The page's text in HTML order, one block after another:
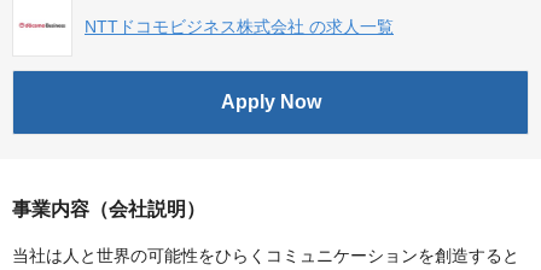
NTTドコモビジネス株式会社 の求人一覧
Apply Now
事業内容（会社説明）
当社は人と世界の可能性をひらくコミュニケーションを創造すると